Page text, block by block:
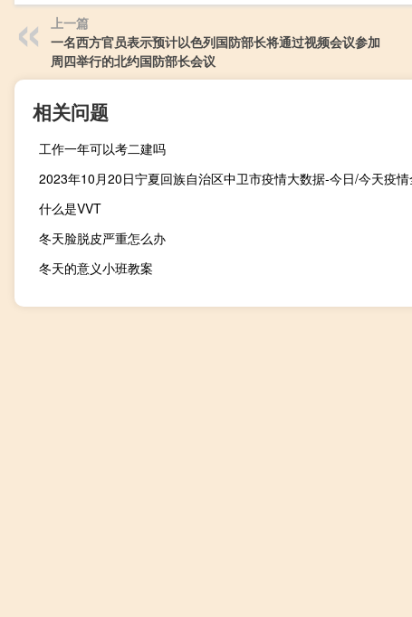
上一篇
一名西方官员表示预计以色列国防部长将通过视频会议参加
周四举行的北约国防部长会议
相关问题
工作一年可以考二建吗
什么是VVT
冬天脸脱皮严重怎么办
冬天的意义小班教案